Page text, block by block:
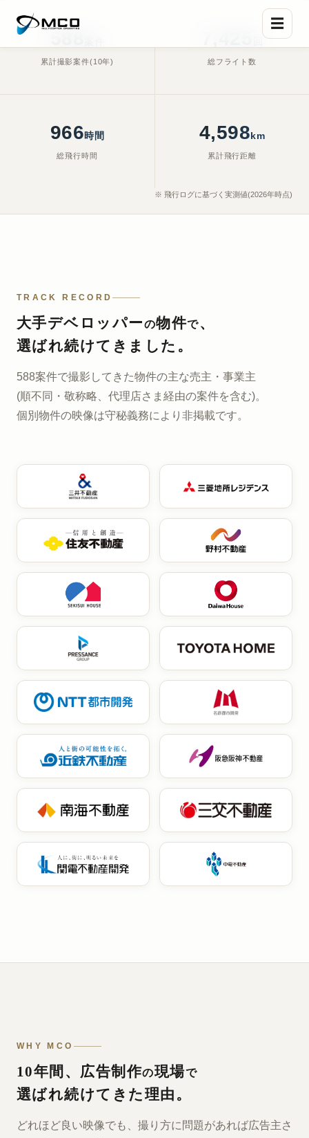
☰
Shot on Hasselblad — Nagoya , Feb. 19, 2026, 5:22 p.m.
累計撮影案件(10年) 総フライト数
966時間
総飛行時間
4,598km
累計飛行距離
※ 飛行ログに基づく実測値(2026年時点)
TRACK RECORD
大手デベロッパーの物件で、
選ばれ続けてきました。
588案件で撮影してきた物件の主な売主・事業主
(順不同・敬称略、代理店さま経由の案件を含む)。
個別物件の映像は守秘義務により非掲載です。
WHY MCO
10年間、広告制作の現場で
選ばれ続けてきた理由。
どれほど良い映像でも、撮り方に問題があれば広告主さ